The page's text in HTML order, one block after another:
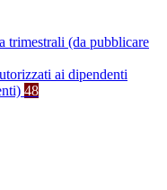
trimestrali (da pubblicare
ai dipendenti
48